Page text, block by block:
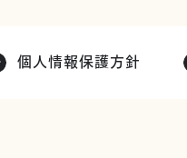
個人情報保護方針